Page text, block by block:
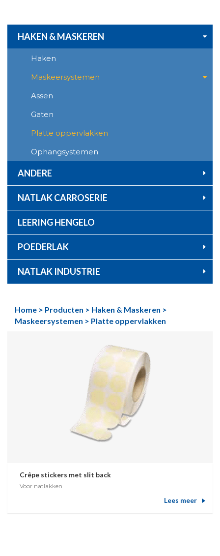
de
inhoud
Home > Producten > Haken & Maskeren >
Maskeersystemen > Platte oppervlakken
Crêpe stickers met slit back
Voor natlakken
Lees meer
HAKEN & MASKEREN
Haken
Maskeersystemen
Assen
Gaten
Platte oppervlakken
Ophangsystemen
ANDERE
NATLAK CARROSERIE
LEERING HENGELO
POEDERLAK
NATLAK INDUSTRIE